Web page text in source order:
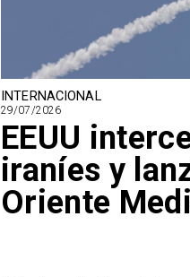
INTERNACIONAL
29/07/2026
EEUU
iraníes y
Oriente